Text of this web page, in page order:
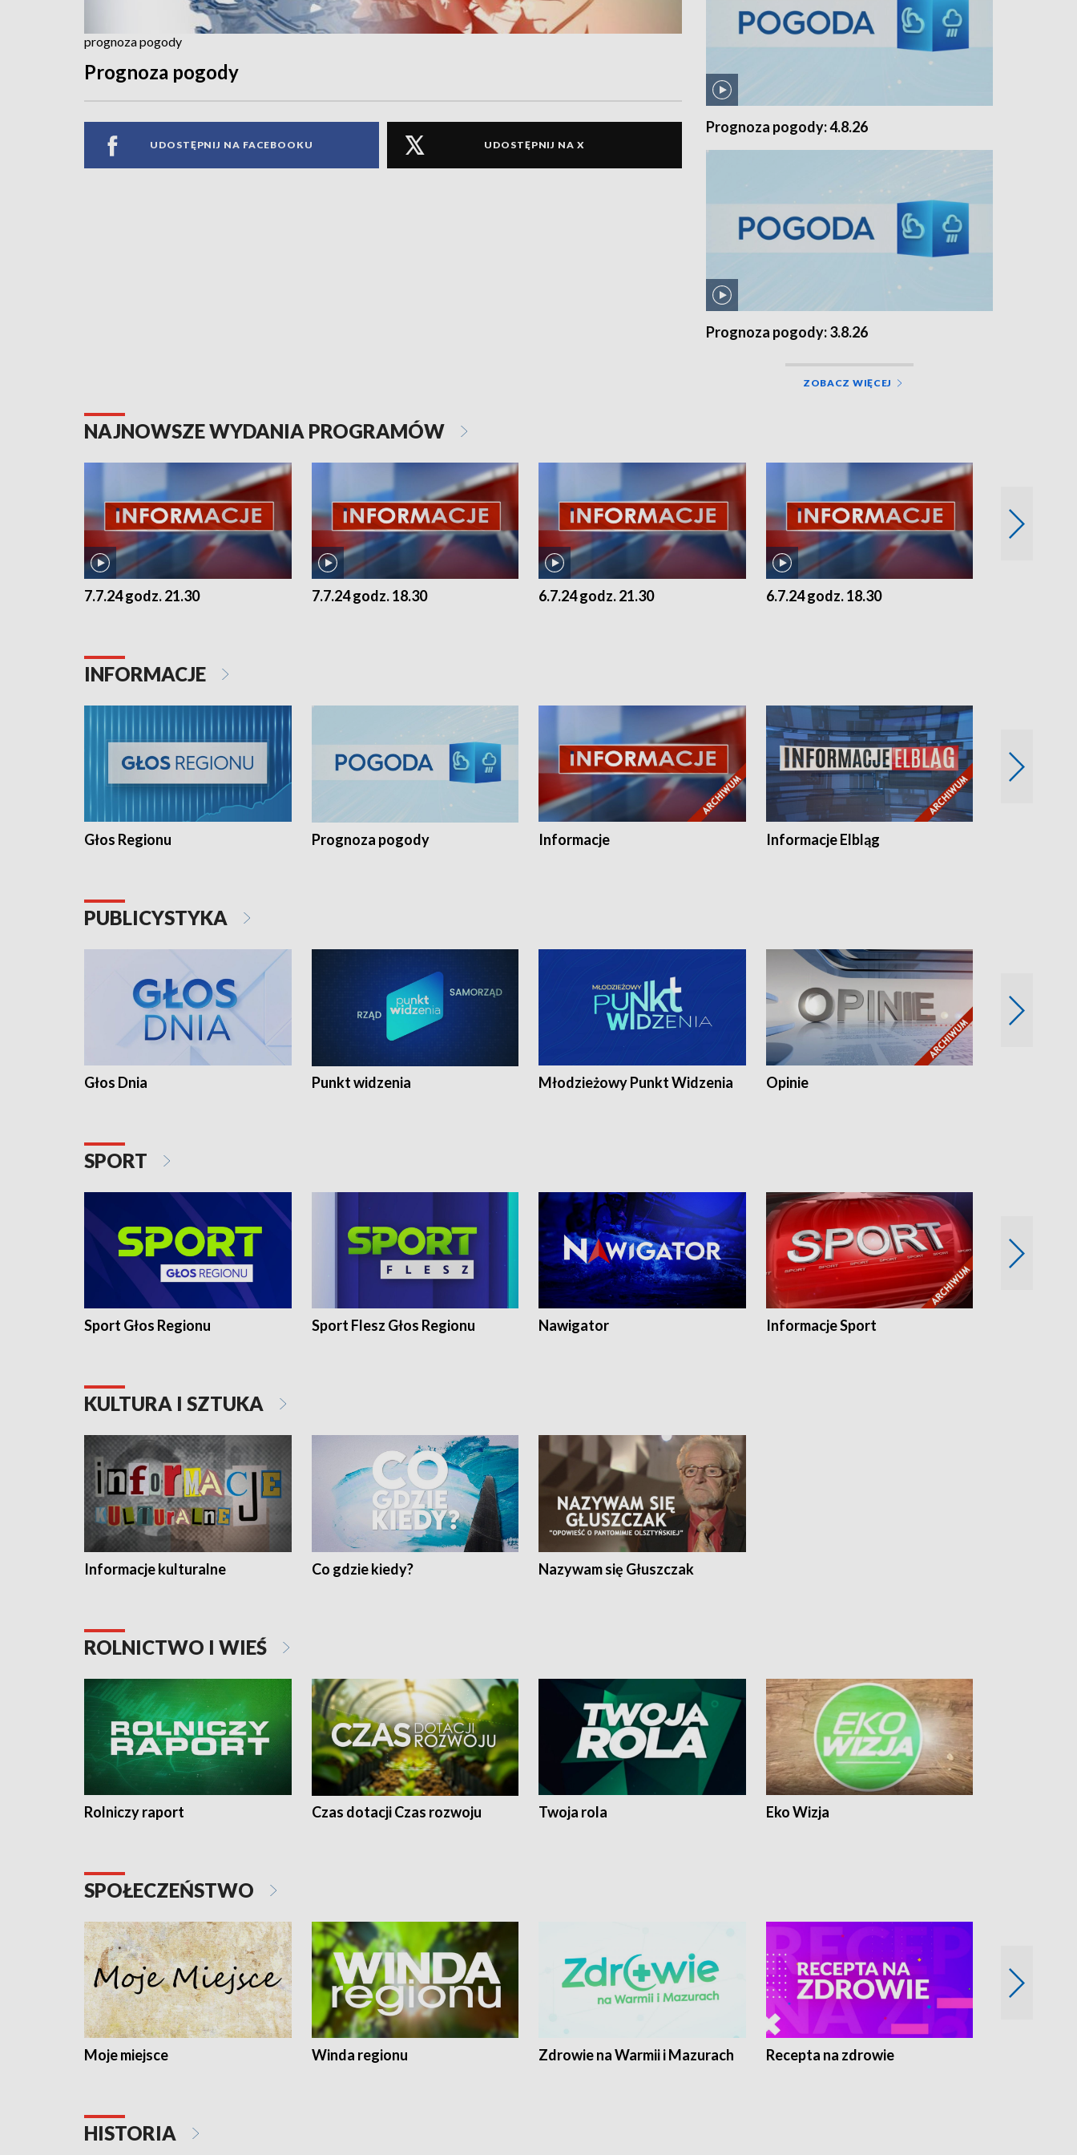
prognoza pogody
Prognoza pogody
UDOSTĘPNIJ NA FACEBOOKU UDOSTĘPNIJ NA X
Prognoza pogody: 4.8.26
Prognoza pogody: 3.8.26
ZOBACZ WIĘCEJ
NAJNOWSZE WYDANIA PROGRAMÓW
7.7.24 godz. 21.30 7.7.24 godz. 18.30 6.7.24 godz. 21.30 6.7.24 godz. 18.30
INFORMACJE
Głos Regionu Prognoza pogody Informacje Informacje Elbląg
PUBLICYSTYKA
Głos Dnia Punkt widzenia Młodzieżowy Punkt Widzenia Opinie
SPORT
Sport Głos Regionu Sport Flesz Głos Regionu Nawigator Informacje Sport
KULTURA I SZTUKA
Informacje kulturalne Co gdzie kiedy? Nazywam się Głuszczak
ROLNICTWO I WIEŚ
Rolniczy raport Czas dotacji Czas rozwoju Twoja rola Eko Wizja
SPOŁECZEŃSTWO
Moje miejsce Winda regionu Zdrowie na Warmii i Mazurach Recepta na zdrowie
HISTORIA